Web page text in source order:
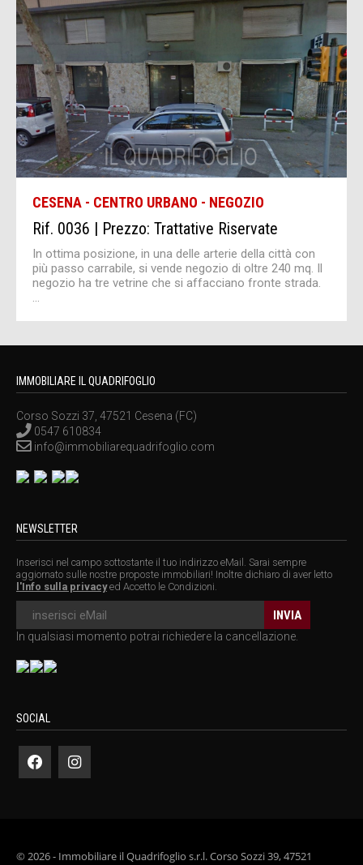
CESENA - CENTRO URBANO - NEGOZIO
Rif. 0036 | Prezzo: Trattative Riservate
In ottima posizione, in una delle arterie della città con
più passo carrabile, si vende negozio di oltre 240 mq. Il
negozio ha tre vetrine che si affacciano fronte strada.
...
IMMOBILIARE IL QUADRIFOGLIO
Corso Sozzi 37, 47521 Cesena (FC)
0547 610834
info@immobiliarequadrifoglio.com
NEWSLETTER
Inserisci nel campo sottostante il tuo indirizzo eMail. Sarai sempre
aggiornato sulle nostre proposte immobiliari! Inoltre dichiaro di aver letto
l'Info sulla privacyed Accetto le Condizioni.
In qualsiasi momento potrai richiedere la cancellazione.
SOCIAL
© 2026 - Immobiliare il Quadrifoglio s.r.l. Corso Sozzi 39, 47521